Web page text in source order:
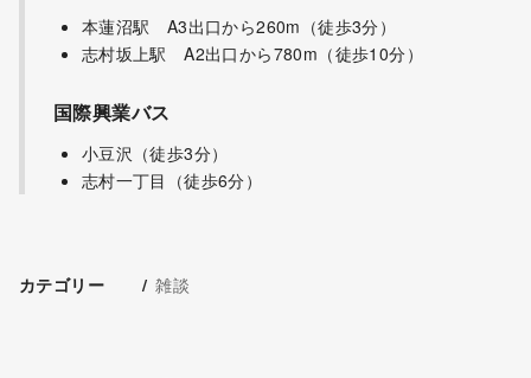
本蓮沼駅 A3出口から260m（徒歩3分）
志村坂上駅 A2出口から780m（徒歩10分）
国際興業バス
小豆沢（徒歩3分）
志村一丁目（徒歩6分）
カテゴリー 雑談